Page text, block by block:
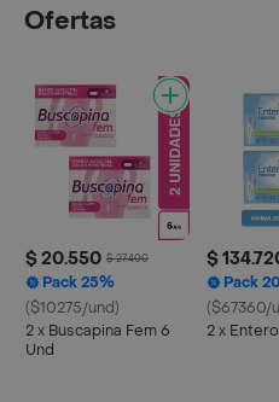
Ofertas
$ 20.550 $ 27.400
Pack 25%
($10275/und)
2 x Buscapina Fem 6
Und
$
Pack
($67360/
2 x